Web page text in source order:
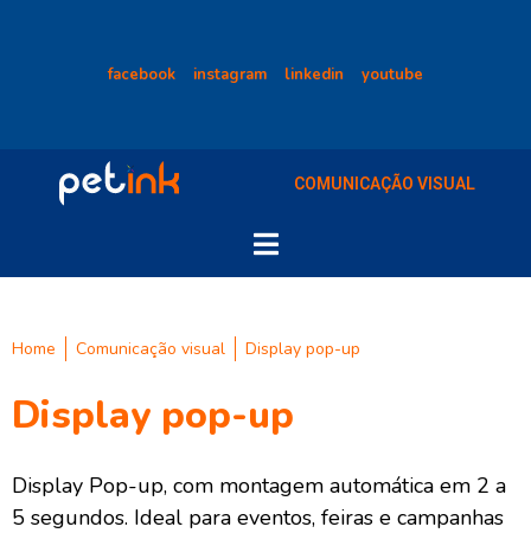
facebook instagram linkedin youtube
COMUNICAÇÃO VISUAL
Home Comunicação visual Display pop-up
Display pop-up
Display Pop-up, com montagem automática em 2 a
5 segundos. Ideal para eventos, feiras e campanhas